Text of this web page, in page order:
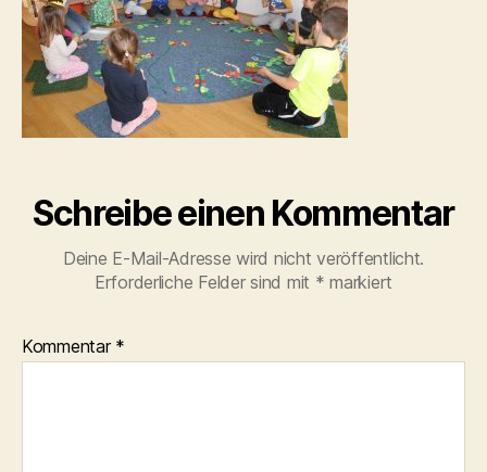
Schreibe einen Kommentar
Deine E-Mail-Adresse wird nicht veröffentlicht.
Erforderliche Felder sind mit * markiert
Kommentar *